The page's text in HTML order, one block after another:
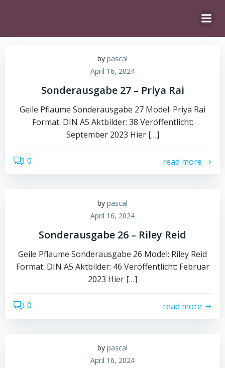
by pascal
April 16, 2024
Sonderausgabe 27 – Priya Rai
Geile Pflaume Sonderausgabe 27 Model: Priya Rai
Format: DIN A5 Aktbilder: 38 Veröffentlicht:
September 2023 Hier […]
0 read more
by pascal
April 16, 2024
Sonderausgabe 26 – Riley Reid
Geile Pflaume Sonderausgabe 26 Model: Riley Reid
Format: DIN A5 Aktbilder: 46 Veröffentlicht: Februar
2023 Hier […]
0 read more
by pascal
April 16, 2024